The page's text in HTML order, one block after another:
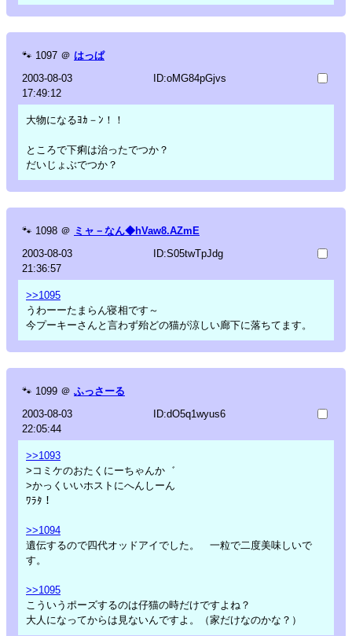
🐾 1097 ＠ はっぱ
2003-08-03
17:49:12
ID:oMG84pGjvs
大物になるﾖｶ－ﾝ！！
ところで下痢は治ったでつか？
だいじょぶでつか？
🐾 1098 ＠ ミャ－なん◆hVaw8.AZmE
2003-08-03
21:36:57
ID:S05twTpJdg
>>1095
うわーーたまらん寝相です～
今プーキーさんと言わず殆どの猫が涼しい廊下に落ちてます。
🐾 1099 ＠ ふっさーる
2003-08-03
22:05:44
ID:dO5q1wyus6
>>1093
>コミケのおたくにーちゃんか゛
>かっくいいホストにへんしーん
ﾜﾗﾀ！
>>1094
遺伝するので四代オッドアイでした。 一粒で二度美味しいで
す。
>>1095
こういうポーズするのは仔猫の時だけですよね？
大人になってからは見ないんですよ。（家だけなのかな？）